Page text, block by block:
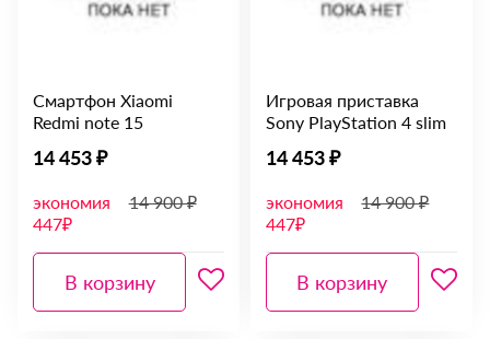
Смартфон Xiaomi
Redmi note 15
14 453 ₽
экономия
447₽
14 900 ₽
В корзину
Игровая приставка
Sony PlayStation 4 slim
14 453 ₽
экономия
447₽
14 900 ₽
В корзину